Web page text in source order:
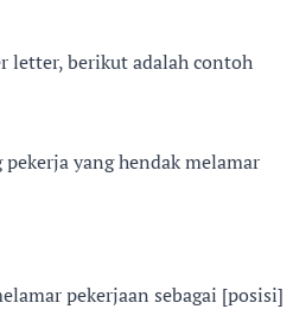
letter, berikut adalah contoh
yang hendak melamar
pekerjaan sebagai [posisi]